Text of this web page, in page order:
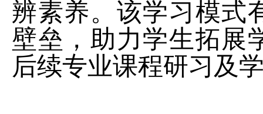
辨素养。该学习模式
壁垒，助力学生拓展
后续专业课程研习及